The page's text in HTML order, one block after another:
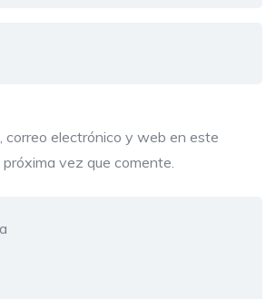
correo electrónico y web en este
vez que comente.